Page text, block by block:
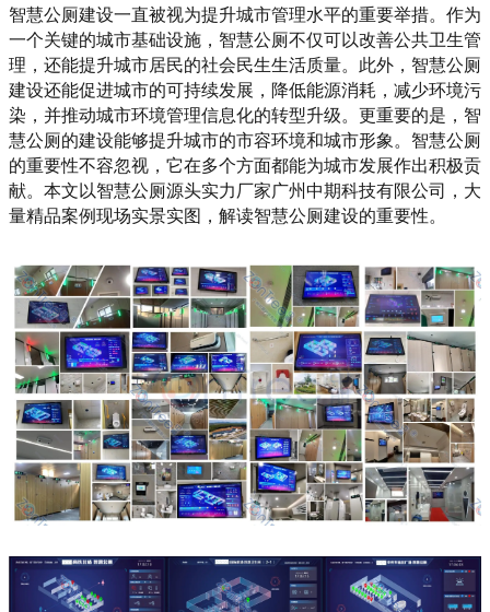
智慧公厕建设一直被视为提升城市管理水平的重要举措。作为
一个关键的城市基础设施，智慧公厕不仅可以改善公共卫生管
理，还能提升城市居民的社会民生生活质量。此外，智慧公厕
建设还能促进城市的可持续发展，降低能源消耗，减少环境污
染，并推动城市环境管理信息化的转型升级。更重要的是，智
慧公厕的建设能够提升城市的市容环境和城市形象。智慧公厕
的重要性不容忽视，它在多个方面都能为城市发展作出积极贡
献。本文以智慧公厕源头实力厂家广州中期科技有限公司，大
量精品案例现场实景实图，解读智慧公厕建设的重要性。